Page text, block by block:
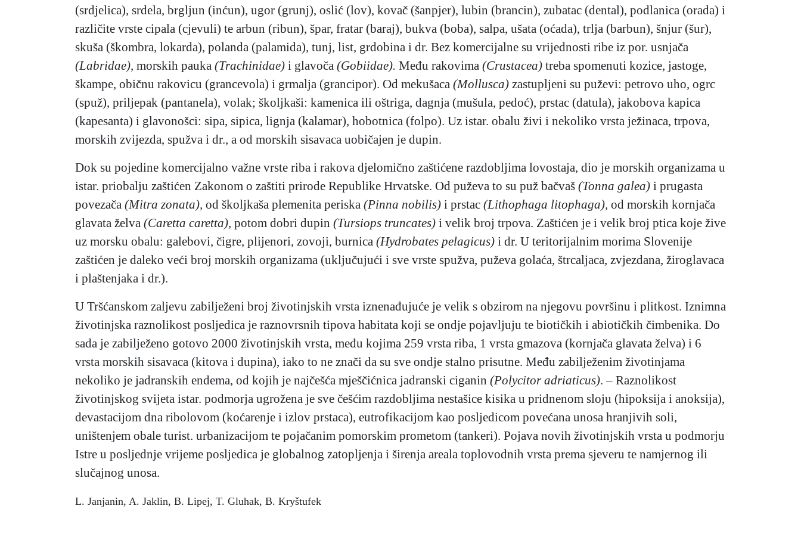
(srdjelica), srdela, brgljun (inćun), ugor (grunj), oslić (lov), kovač (šanpjer), lubin (brancin), zubatac (dental), podlanica (orada) i
različite vrste cipala (cjevuli) te arbun (ribun), špar, fratar (baraj), bukva (boba), salpa, ušata (oćada), trlja (barbun), šnjur (šur),
skuša (škombra, lokarda), polanda (palamida), tunj, list, grdobina i dr. Bez komercijalne su vrijednosti ribe iz por. usnjača
(Labridae), morskih pauka (Trachinidae) i glavoča (Gobiidae). Među rakovima (Crustacea) treba spomenuti kozice, jastoge,
škampe, običnu rakovicu (grancevola) i grmalja (grancipor). Od mekušaca (Mollusca) zastupljeni su puževi: petrovo uho, ogrc
(spuž), priljepak (pantanela), volak; školjkaši: kamenica ili oštriga, dagnja (mušula, pedoć), prstac (datula), jakobova kapica
(kapesanta) i glavonošci: sipa, sipica, lignja (kalamar), hobotnica (folpo). Uz istar. obalu živi i nekoliko vrsta ježinaca, trpova,
morskih zvijezda, spužva i dr., a od morskih sisavaca uobičajen je dupin.
Dok su pojedine komercijalno važne vrste riba i rakova djelomično zaštićene razdobljima lovostaja, dio je morskih organizama u
istar. priobalju zaštićen Zakonom o zaštiti prirode Republike Hrvatske. Od puževa to su puž bačvaš (Tonna galea) i prugasta
povezača (Mitra zonata), od školjkaša plemenita periska (Pinna nobilis) i prstac (Lithophaga litophaga), od morskih kornjača
glavata želva (Caretta caretta), potom dobri dupin (Tursiops truncates) i velik broj trpova. Zaštićen je i velik broj ptica koje žive
uz morsku obalu: galebovi, čigre, plijenori, zovoji, burnica (Hydrobates pelagicus) i dr. U teritorijalnim morima Slovenije
zaštićen je daleko veći broj morskih organizama (uključujući i sve vrste spužva, puževa golaća, štrcaljaca, zvjezdana, žiroglavaca
i plaštenjaka i dr.).
U Tršćanskom zaljevu zabilježeni broj životinjskih vrsta iznenađujuće je velik s obzirom na njegovu površinu i plitkost. Iznimna
životinjska raznolikost posljedica je raznovrsnih tipova habitata koji se ondje pojavljuju te biotičkih i abiotičkih čimbenika. Do
sada je zabilježeno gotovo 2000 životinjskih vrsta, među kojima 259 vrsta riba, 1 vrsta gmazova (kornjača glavata želva) i 6
vrsta morskih sisavaca (kitova i dupina), iako to ne znači da su sve ondje stalno prisutne. Među zabilježenim životinjama
nekoliko je jadranskih endema, od kojih je najčešća mješčićnica jadranski ciganin (Polycitor adriaticus). – Raznolikost
životinjskog svijeta istar. podmorja ugrožena je sve češćim razdobljima nestašice kisika u pridnenom sloju (hipoksija i anoksija),
devastacijom dna ribolovom (koćarenje i izlov prstaca), eutrofikacijom kao posljedicom povećana unosa hranjivih soli,
uništenjem obale turist. urbanizacijom te pojačanim pomorskim prometom (tankeri). Pojava novih životinjskih vrsta u podmorju
Istre u posljednje vrijeme posljedica je globalnog zatopljenja i širenja areala toplovodnih vrsta prema sjeveru te namjernog ili
slučajnog unosa.
L. Janjanin, A. Jaklin, B. Lipej, T. Gluhak, B. Kryštufek